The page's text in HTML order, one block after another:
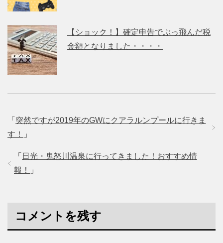
【ショック！】確定申告でぶっ飛んだ税
金額となりました・・・・
「 突然ですが2019年のGWにクアラルンプールに行きま
す！
」
「 日光・鬼怒川温泉に行ってきました！おすすめ情
報！
」
コメントを残す